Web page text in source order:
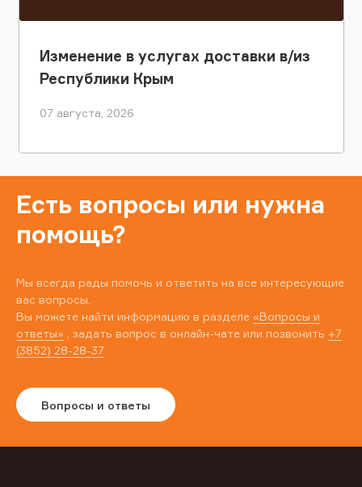
Изменение в услугах доставки в/из
Республики Крым
07 августа, 2026
Есть вопросы или нужна
помощь?
Мы всегда рады помочь и ответить на все интересующие
вас вопросы.
Вы можете найти информацию в разделе «Вопросы и
ответы» , задать вопрос в онлайн-чате или позвонить +7
(3852) 28-28-37
Вопросы и ответы